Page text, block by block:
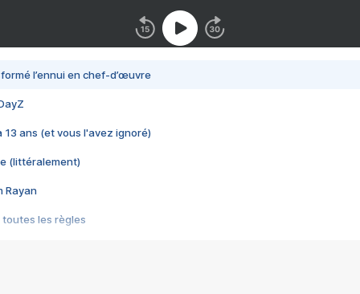
l’ennui en chef-d’œuvre
13 ans (et vous l'avez ignoré)
(littéralement)
Rayan
toutes les règles